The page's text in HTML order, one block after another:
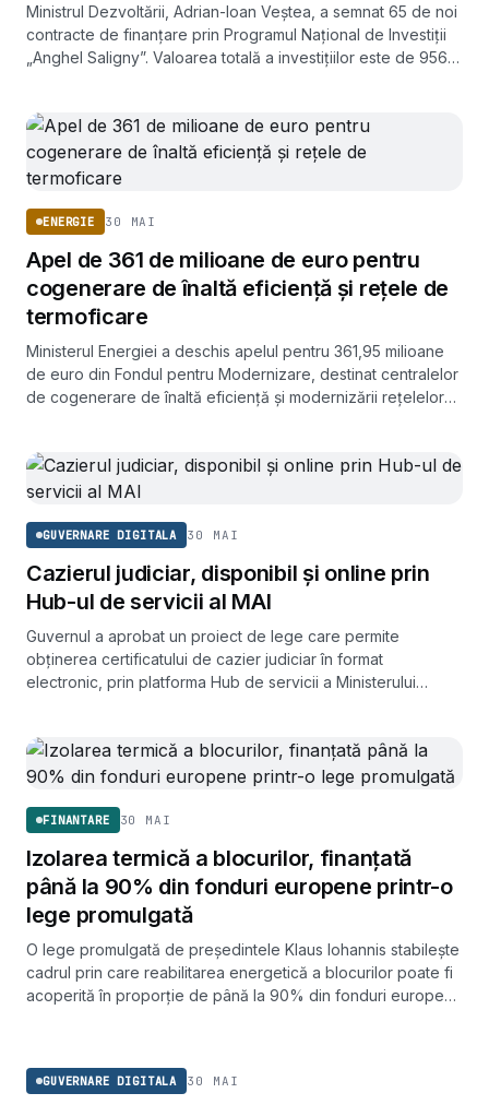
Ministrul Dezvoltării, Adrian-Ioan Veștea, a semnat 65 de noi
contracte de finanțare prin Programul Național de Investiții
„Anghel Saligny”. Valoarea totală a investițiilor este de 956
ENERGIE 30 MAI
Apel de 361 de milioane de euro pentru
cogenerare de înaltă eficiență și rețele de
termoficare
Ministerul Energiei a deschis apelul pentru 361,95 milioane
de euro din Fondul pentru Modernizare, destinat centralelor
de cogenerare de înaltă eficiență și modernizării rețelelor
GUVERNARE DIGITALA 30 MAI
Cazierul judiciar, disponibil și online prin
Hub-ul de servicii al MAI
Guvernul a aprobat un proiect de lege care permite
obținerea certificatului de cazier judiciar în format
electronic, prin platforma Hub de servicii a Ministerului
FINANTARE 30 MAI
Izolarea termică a blocurilor, finanțată
până la 90% din fonduri europene printr-o
lege promulgată
O lege promulgată de președintele Klaus Iohannis stabilește
cadrul prin care reabilitarea energetică a blocurilor poate fi
acoperită în proporție de până la 90% din fonduri europene
GUVERNARE DIGITALA 30 MAI